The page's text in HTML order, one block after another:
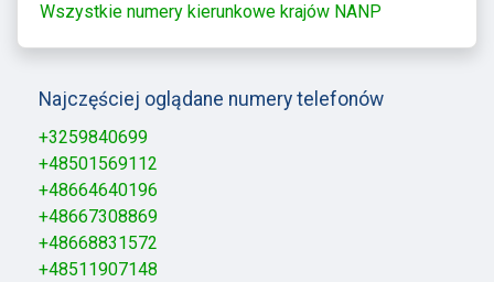
Wszystkie numery kierunkowe krajów NANP
Najczęściej oglądane numery telefonów
+3259840699
+48501569112
+48664640196
+48667308869
+48668831572
+48511907148